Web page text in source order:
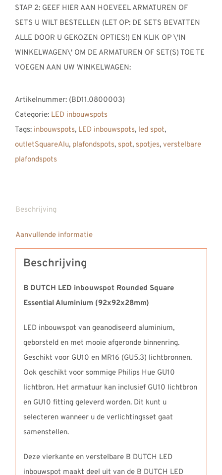
STAP 2: GEEF HIER AAN HOEVEEL ARMATUREN OF
SETS U WILT BESTELLEN (LET OP: DE SETS BEVATTEN
ALLE DOOR U GEKOZEN OPTIES!) EN KLIK OP \'IN
WINKELWAGEN\' OM DE ARMATUREN OF SET(S) TOE TE
VOEGEN AAN UW WINKELWAGEN:
Artikelnummer: (BD11.0800003)
Categorie: LED inbouwspots
Tags: inbouwspots, LED inbouwspots, led spot,
outletSquareAlu, plafondspots, spot, spotjes, verstelbare
plafondspots
Beschrijving
Aanvullende informatie
Beschrijving
B DUTCH LED inbouwspot Rounded Square
Essential Aluminium (92x92x28mm)
LED inbouwspot van geanodiseerd aluminium,
geborsteld en met mooie afgeronde binnenring.
Geschikt voor GU10 en MR16 (GU5.3) lichtbronnen.
Ook geschikt voor sommige Philips Hue GU10
lichtbron. Het armatuur kan inclusief GU10 lichtbron
en GU10 fitting geleverd worden. Dit kunt u
selecteren wanneer u de verlichtingsset gaat
samenstellen.
Deze vierkante en verstelbare B DUTCH LED
inbouwspot maakt deel uit van de B DUTCH LED